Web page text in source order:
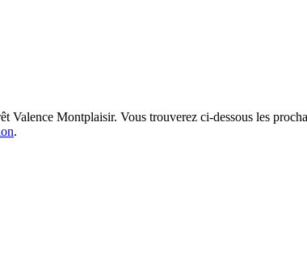
Valence Montplaisir. Vous trouverez ci-dessous les
.